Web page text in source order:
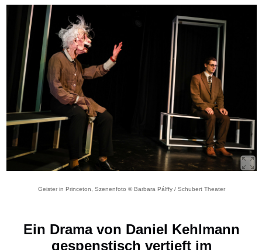
Geister in Princeton, Szenenfoto © Barbara Pálffy / Schubert Theater
Ein Drama von Daniel Kehlmann
gespenstisch vertieft im